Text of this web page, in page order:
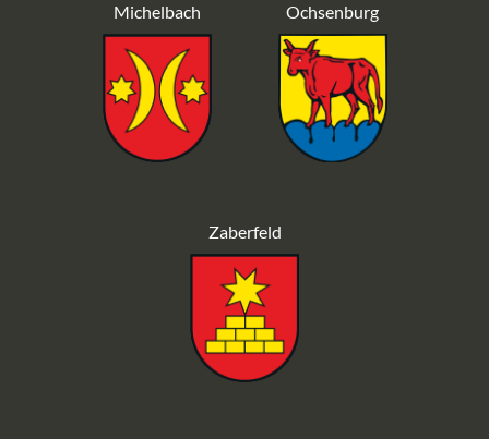
Michelbach Ochsenburg
Zaberfeld